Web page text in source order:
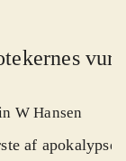
W Hansen
af